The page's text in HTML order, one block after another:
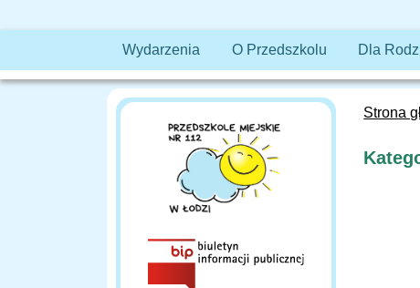
Wydarzenia O Przedszkolu Dla
Strona